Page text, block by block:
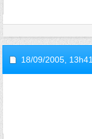
18/09/2005, 13h41